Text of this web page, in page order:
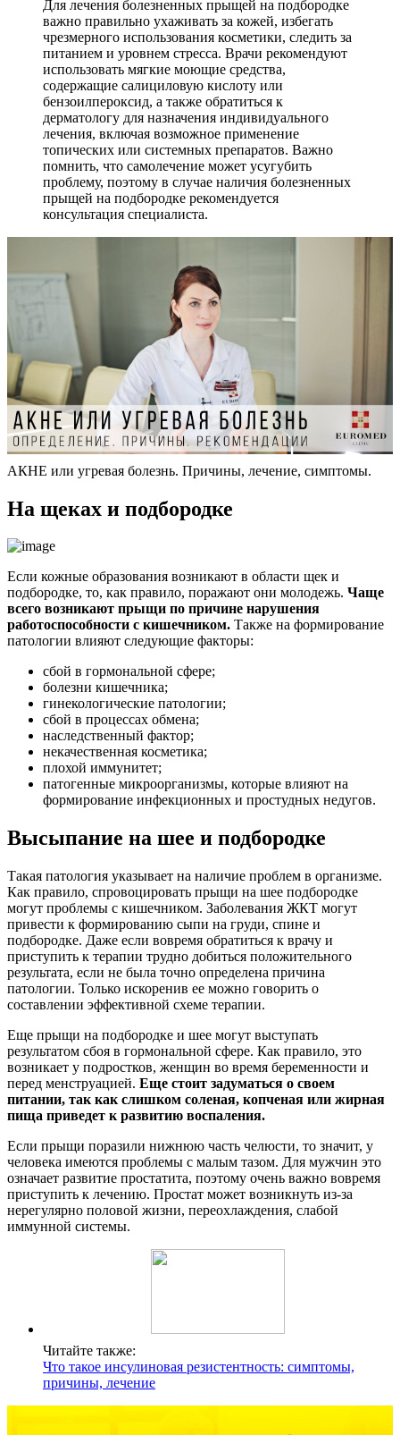
Для лечения болезненных прыщей на подбородке
важно правильно ухаживать за кожей, избегать
чрезмерного использования косметики, следить за
питанием и уровнем стресса. Врачи рекомендуют
использовать мягкие моющие средства,
содержащие салициловую кислоту или
бензоилпероксид, а также обратиться к
дерматологу для назначения индивидуального
лечения, включая возможное применение
топических или системных препаратов. Важно
помнить, что самолечение может усугубить
проблему, поэтому в случае наличия болезненных
прыщей на подбородке рекомендуется
консультация специалиста.
АКНЕ или угревая болезнь. Причины, лечение, симптомы.
На щеках и подбородке
Если кожные образования возникают в области щек и
подбородке, то, как правило, поражают они молодежь. Чаще
всего возникают прыщи по причине нарушения
работоспособности с кишечником. Также на формирование
патологии влияют следующие факторы:
сбой в гормональной сфере;
болезни кишечника;
гинекологические патологии;
сбой в процессах обмена;
наследственный фактор;
некачественная косметика;
плохой иммунитет;
патогенные микроорганизмы, которые влияют на
формирование инфекционных и простудных недугов.
Высыпание на шее и подбородке
Такая патология указывает на наличие проблем в организме.
Как правило, спровоцировать прыщи на шее подбородке
могут проблемы с кишечником. Заболевания ЖКТ могут
привести к формированию сыпи на груди, спине и
подбородке. Даже если вовремя обратиться к врачу и
приступить к терапии трудно добиться положительного
результата, если не была точно определена причина
патологии. Только искоренив ее можно говорить о
составлении эффективной схеме терапии.
Еще прыщи на подбородке и шее могут выступать
результатом сбоя в гормональной сфере. Как правило, это
возникает у подростков, женщин во время беременности и
перед менструацией. Еще стоит задуматься о своем
питании, так как слишком соленая, копченая или жирная
пища приведет к развитию воспаления.
Если прыщи поразили нижнюю часть челюсти, то значит, у
человека имеются проблемы с малым тазом. Для мужчин это
означает развитие простатита, поэтому очень важно вовремя
приступить к лечению. Простат может возникнуть из-за
нерегулярно половой жизни, переохлаждения, слабой
иммунной системы.
Читайте также:
Что такое инсулиновая резистентность: симптомы,
причины, лечение